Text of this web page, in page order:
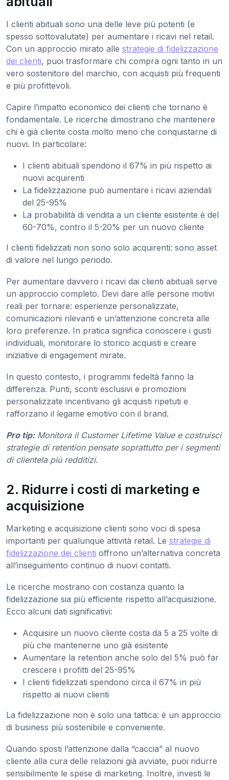
I clienti abituali sono una delle leve più potenti (e
spesso sottovalutate) per aumentare i ricavi nel retail.
Con un approccio mirato alle strategie di fidelizzazione
dei clienti, puoi trasformare chi compra ogni tanto in un
vero sostenitore del marchio, con acquisti più frequenti
e più profittevoli.
Capire l’impatto economico dei clienti che tornano è
fondamentale. Le ricerche dimostrano che mantenere
chi è già cliente costa molto meno che conquistarne di
nuovi. In particolare:
I clienti abituali spendono il 67% in più rispetto ai
nuovi acquirenti
La fidelizzazione può aumentare i ricavi aziendali
del 25-95%
La probabilità di vendita a un cliente esistente è del
60-70%, contro il 5-20% per un nuovo cliente
I clienti fidelizzati non sono solo acquirenti: sono asset
di valore nel lungo periodo.
Per aumentare davvero i ricavi dai clienti abituali serve
un approccio completo. Devi dare alle persone motivi
reali per tornare: esperienze personalizzate,
comunicazioni rilevanti e un’attenzione concreta alle
loro preferenze. In pratica significa conoscere i gusti
individuali, monitorare lo storico acquisti e creare
iniziative di engagement mirate.
In questo contesto, i programmi fedeltà fanno la
differenza. Punti, sconti esclusivi e promozioni
personalizzate incentivano gli acquisti ripetuti e
rafforzano il legame emotivo con il brand.
Pro tip: Monitora il Customer Lifetime Value e costruisci
strategie di retention pensate soprattutto per i segmenti
di clientela più redditizi.
2. Ridurre i costi di marketing e
acquisizione
Marketing e acquisizione clienti sono voci di spesa
importanti per qualunque attività retail. Le strategie di
fidelizzazione dei clienti offrono un’alternativa concreta
all’inseguimento continuo di nuovi contatti.
Le ricerche mostrano con costanza quanto la
fidelizzazione sia più efficiente rispetto all’acquisizione.
Ecco alcuni dati significativi:
Acquisire un nuovo cliente costa da 5 a 25 volte di
più che mantenerne uno già esistente
Aumentare la retention anche solo del 5% può far
crescere i profitti del 25-95%
I clienti fidelizzati spendono circa il 67% in più
rispetto ai nuovi clienti
La fidelizzazione non è solo una tattica: è un approccio
di business più sostenibile e conveniente.
Quando sposti l’attenzione dalla “caccia” al nuovo
cliente alla cura delle relazioni già avviate, puoi ridurre
sensibilmente le spese di marketing. Inoltre, investi le